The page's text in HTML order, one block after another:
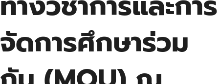
จัดการศึกษาร่วม